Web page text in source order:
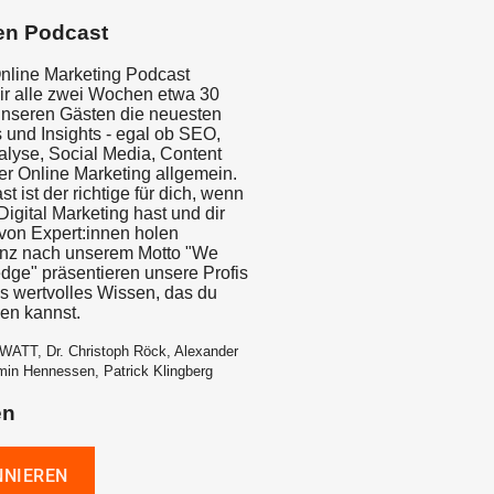
Podcast
Marketing Podcast
alle zwei Wochen etwa 30
Gästen die neuesten
und Insights - egal ob SEO,
Social Media, Content
Online Marketing allgemein.
ist der richtige für dich, wenn
Marketing hast und dir
Expert:innen holen
nach unserem Motto "We
präsentieren unsere Profis
wertvolles Wissen, das du
kannst.
Dr. Christoph Röck, Alexander
Hennessen, Patrick Klingberg